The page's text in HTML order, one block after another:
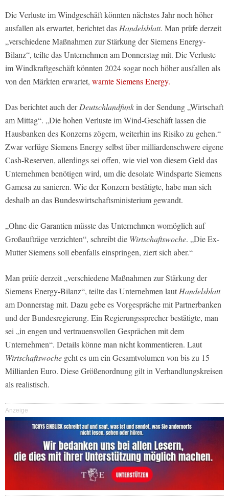
Die Verluste im Windgeschäft könnten nächstes Jahr noch höher
ausfallen als erwartet, berichtet dasHandelsblatt. Man prüfe derzeit
„verschiedene Maßnahmen zur Stärkung der Siemens Energy-
Bilanz“, teilte das Unternehmen am Donnerstag mit. Die Verluste
im Windkraftgeschäft könnten 2024 sogar noch höher ausfallen als
von den Märkten erwartet, warnte Siemens Energy.
Das berichtet auch derDeutschlandfunkin der Sendung „Wirtschaft
am Mittag“. „Die hohen Verluste im Wind-Geschäft lassen die
Hausbanken des Konzerns zögern, weiterhin ins Risiko zu gehen.“
Zwar verfüge Siemens Energy selbst über milliardenschwere eigene
Cash-Reserven, allerdings sei offen, wie viel von diesem Geld das
Unternehmen benötigen wird, um die desolate Windsparte Siemens
Gamesa zu sanieren. Wie der Konzern bestätigte, habe man sich
deshalb an das Bundeswirtschaftsministerium gewandt.
„Ohne die Garantien müsste das Unternehmen womöglich auf
Großaufträge verzichten“, schreibt die Wirtschaftswoche. „Die Ex-
Mutter Siemens soll ebenfalls einspringen, ziert sich aber.“
Man prüfe derzeit „verschiedene Maßnahmen zur Stärkung der
Siemens Energy-Bilanz“, teilte das Unternehmen lautHandelsblatt
am Donnerstag mit. Dazu gebe es Vorgespräche mit Partnerbanken
und der Bundesregierung. Ein Regierungssprecher bestätigte, man
sei „in engen und vertrauensvollen Gesprächen mit dem
Unternehmen“. Details könne man nicht kommentieren. Laut
Wirtschaftswoche geht es um ein Gesamtvolumen von bis zu 15
Milliarden Euro. Diese Größenordnung gilt in Verhandlungskreisen
als realistisch.
Anzeige